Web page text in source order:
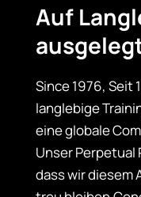
Auf
Since 1976, Seit
langlebige
eine globale
Unser Perpetual
dass wir diesem